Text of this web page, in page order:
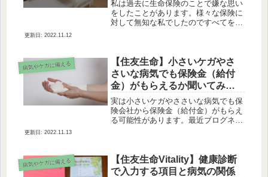
私は過去に生命保険のことで嫌な思い
をしたことがあります。様々な保険に
対して無知な私でしたのですべてを担
が、担当者から「この保障は必要です
よ...
2022.11.12
病気やケガに備える
【住友生命】小さいケガやさ
さいな病気でも保険金（給付
金）がもらえるか聞いてみよ
う
実は小さいケガやささいな病気でも保
険会社から保険金（給付金）がもらえ
る可能性があります。最近ブログネタ
実際にあった例です。住友生命...
2022.11.13
病気やケガに備える
【住友生命Vitality】健康診断
で入力する項目と病気の関係